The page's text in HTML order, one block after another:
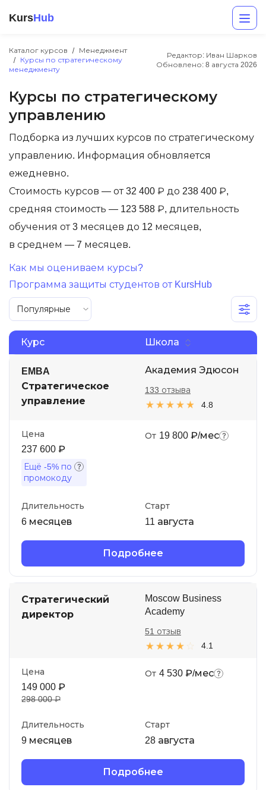
KursHub
Каталог курсов
Менеджмент
Курсы по стратегическому
менеджменту
Редактор: Иван Шарков
Обновлено: 8 августа 2026
Курсы по стратегическому
управлению
Подборка из лучших курсов по стратегическому
управлению. Информация обновляется
ежедневно.
Стоимость курсов — от 32 400 ₽ до 238 400 ₽,
средняя стоимость — 123 588 ₽, длительность
обучения от 3 месяцев до 12 месяцев,
в среднем — 7 месяцев.
Как мы оцениваем курсы?
Программа защиты студентов от KursHub
Популярные
Курс Школа
EMBA
Стратегическое
управление
Академия Эдюсон
4.8
133 отзыва
Цена
237 600 ₽
Ещё -5% по
промокоду
От 19 800 ₽/мес
Длительность
6 месяцев
Старт
11 августа
Подробнее
Стратегический
директор
Moscow Business
Academy
4.1
51 отзыв
Цена
149 000 ₽
298 000 ₽
От 4 530 ₽/мес
Длительность
9 месяцев
Старт
28 августа
Подробнее
Разработка
Маркетинг
Дизайн
Аналитика
Иностранные языки
Soft Skills
ДПО
Детям
Акции и промокоды
Рейтинг онлайн-школ